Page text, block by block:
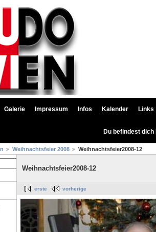
Galerie Impressum Infos Kalender Links
Du befindest
Weihnachtsfeier 2008 Weihnachtsfeier2008-12
Weihnachtsfeier2008-12
erste vorherige